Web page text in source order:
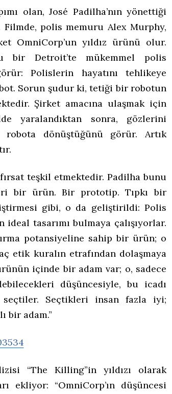
olan, José Padilha’nın yönettiği
polis memuru Alex Murphy,
OmniCorp’un yıldız ürünü olur.
bir Detroit’te mükemmel polis
Polislerin hayatını tehlikeye
Sorun şudur ki, tetiği bir robotun
Şirket amacına ulaşmak için
yaralandıktan sonra, gözlerini
robota dönüştüğünü görür. Artık
teşkil etmektedir. Padilha bunu
bir ürün. Bir prototip. Tıpkı bir
gibi, o da geliştirildi: Polis
tasarımı bulmaya çalışıyorlar.
potansiyeline sahip bir ürün; o
etik kuralın etrafından dolaşmaya
içinde bir adam var; o, sadece
düşüncesiyle, bu icadı
Seçtikleri insan fazla iyi;
bir adam.”
“The Killing”in yıldızı olarak
ekliyor: “OmniCorp’ın düşüncesi